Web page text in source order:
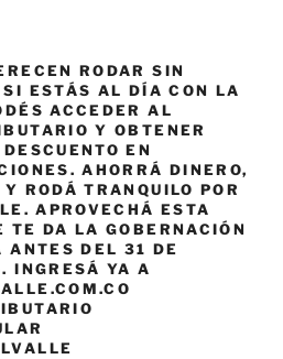
RODAR SIN
SI ESTÁS AL DÍA CON LA
ACCEDER AL
Y OBTENER
EN
AHORRÁ DINERO,
RODÁ TRANQUILO POR
APROVECHÁ ESTA
TE DA LA GOBERNACIÓN
ANTES DEL 31 DE
INGRESÁ YA A